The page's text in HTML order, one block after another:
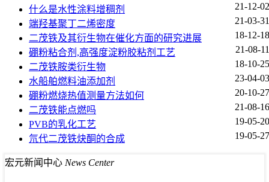
什么是水性涂料增稠剂
21-12-02
端羟基聚丁二烯密度
21-03-31
二茂铁及其衍生物在催化方面的研究进展
18-12-18
硼粉粘合剂,高强度淀粉胶粘剂工艺
21-08-11
二茂铁胺类衍生物
18-10-25
水船舶燃料油添加剂
23-04-03
硼粉燃烧热值测量方法如何
20-10-27
二茂铁能点燃吗
21-08-16
PVB的乳化工艺
19-05-20
氘代二茂铁炔酮的合成
19-05-27
宏元新闻中心 News Center